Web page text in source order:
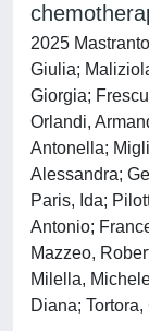
2025
Giulia;
Giorgia;
Orlandi,
Antonella;
Alessandra;
Paris, Ida;
Antonio;
Mazzeo,
Milella,
Diana;